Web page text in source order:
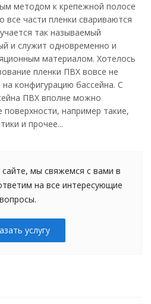
методом к крепежной полосе
все части пленки свариваются
так называемый
и служит одновременно и
материалом. Хотелось
пленки ПВХ вовсе не
конфигурацию бассейна. С
ПВХ вполне можно
например такие,
и прочее...
мы свяжемся с вами в
на все интересующие
вопросы.
услугу